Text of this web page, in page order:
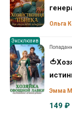
Ольга
Эксклюзив
Эмма
149 ₽